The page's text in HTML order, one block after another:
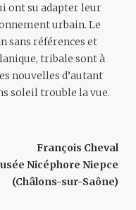
ont su adapter leur
urbain. Le
sans références et
tribale sont à
nouvelles d’autant
soleil trouble la vue.
François Cheval
Nicéphore Niepce
(Châlons-sur-Saône)